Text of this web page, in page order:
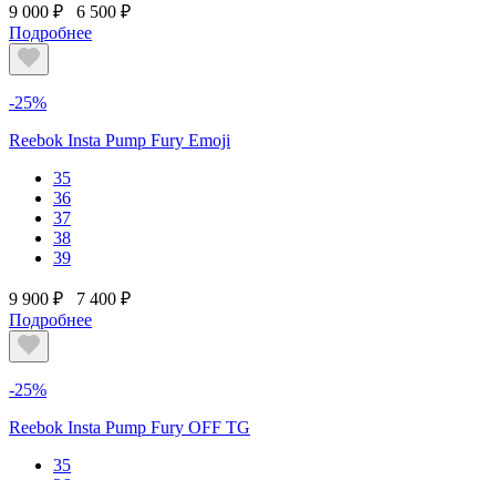
9 000 ₽
6 500 ₽
Подробнее
-25%
Reebok Insta Pump Fury Emoji
35
36
37
38
39
9 900 ₽
7 400 ₽
Подробнее
-25%
Reebok Insta Pump Fury OFF TG
35